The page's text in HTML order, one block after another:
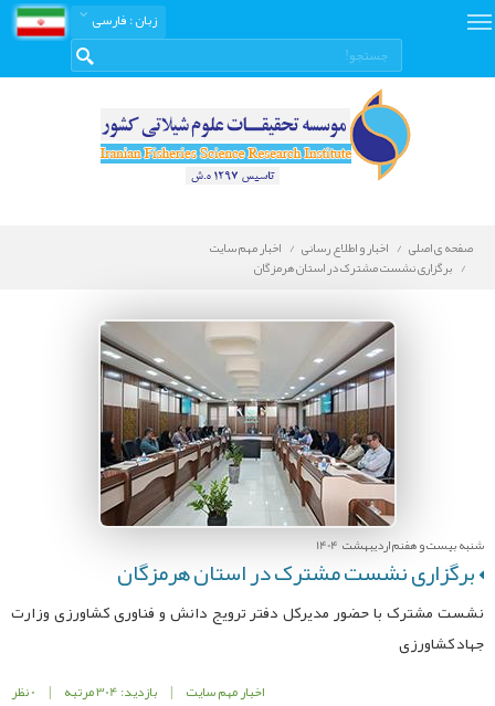
زبان: فارسی
صفحه ی اصلی اخبار و اطلاع رسانی
اخبار مهم سایت
برگزاری نشست مشترک در استان هرمزگان
شنبه بیست و هفنم اردیبهشت 1404
برگزاری نشست مشترک در استان هرمزگان
نشست مشترک با حضور مدیرکل دفتر ترویج دانش و فناوری کشاورزی وزارت
جهاد کشاورزی
اخبار مهم سایت | بازدید: 304 مرتبه | 0 نظر